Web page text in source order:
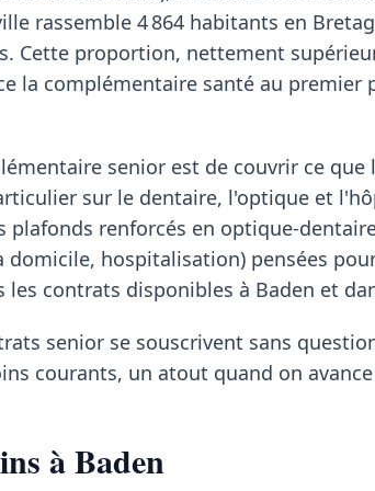
rassemble 4 864 habitants en
Cette proportion, nettement
la complémentaire santé au premier
senior est de couvrir ce que
sur le dentaire, l'optique et
plafonds renforcés en optique-
domicile, hospitalisation) pensées
les contrats disponibles à Baden et
senior se souscrivent sans
courants, un atout quand on
à Baden